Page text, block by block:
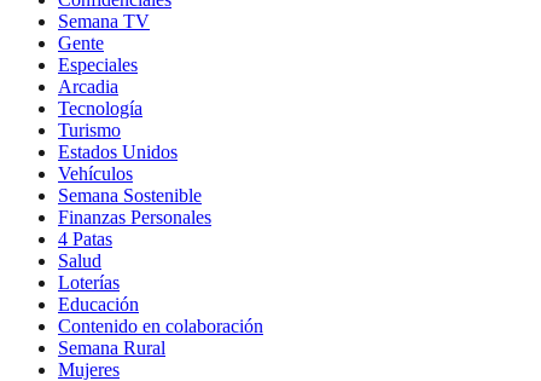
Semana TV
Gente
Especiales
Arcadia
Tecnología
Turismo
Estados Unidos
Vehículos
Semana Sostenible
Finanzas Personales
4 Patas
Salud
Loterías
Educación
Contenido en colaboración
Semana Rural
Mujeres